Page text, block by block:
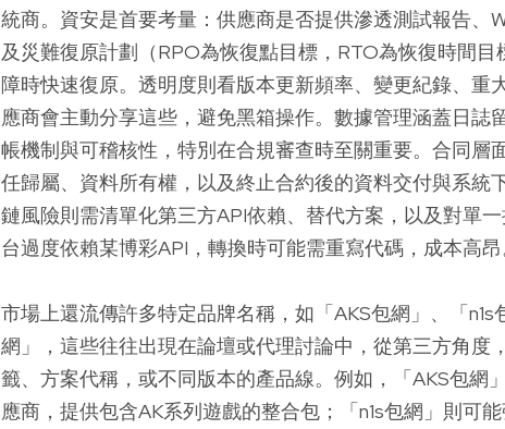
統商。資安是首要考量：供應商是否提供滲透測試報告、
及災難復原計劃（RPO為恢復點目標，RTO為恢復時間
障時快速復原。透明度則看版本更新頻率、變更紀錄、
應商會主動分享這些，避免黑箱操作。數據管理涵蓋日誌
帳機制與可稽核性，特別在合規審查時至關重要。合同層
任歸屬、資料所有權，以及終止合約後的資料交付與系統
鏈風險則需清單化第三方API依賴、替代方案，以及對單
台過度依賴某博彩API，轉換時可能需重寫代碼，成本高昂
市場上還流傳許多特定品牌名稱，如「AKS包網」、「
網」，這些往往出現在論壇或代理討論中，從第三方角度
籤、方案代稱，或不同版本的產品線。例如，「AKS包網
應商，提供包含AK系列遊戲的整合包；「n1s包網」則可